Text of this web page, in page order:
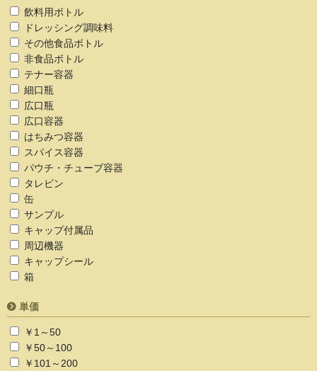
飲料用ボトル
ドレッシング調味料
その他食品ボトル
非食品ボトル
テナー容器
細口瓶
広口瓶
広口容器
はちみつ容器
スパイス容器
パウチ・チューブ容器
タレビン
缶
サンプル
キャップ付属品
周辺機器
キャップシール
箱
単価
￥1～50
￥50～100
￥101～200